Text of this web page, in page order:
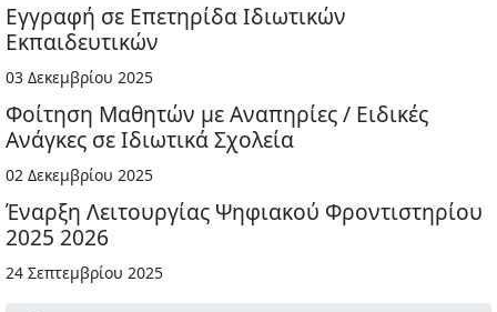
Εγγραφή σε Επετηρίδα Ιδιωτικών
Εκπαιδευτικών
03 Δεκεμβρίου 2025
Φοίτηση Μαθητών με Αναπηρίες / Ειδικές
Ανάγκες σε Ιδιωτικά Σχολεία
02 Δεκεμβρίου 2025
Έναρξη Λειτουργίας Ψηφιακού Φροντιστηρίου
2025 2026
24 Σεπτεμβρίου 2025